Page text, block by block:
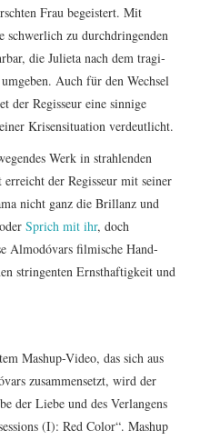
Frau begeis­tert. Mit
schwer­lich zu durch­drin­genden
die Julieta nach dem tragi­
Auch für den Wechsel
der Regisseur eine sinnige
Krisen­si­tua­tion verdeut­licht.
Werk in strah­lenden
der Regisseur mit seiner
nicht ganz die Brillanz und
oderSprich mit ihr, doch
Almo­dóvars filmische Hand­
strin­genten Ernst­haf­tig­keit und
Mashup-Video, das sich aus
zusam­men­setzt, wird der
der Liebe und des Verlan­gens
(I): Red Color“. Mashup